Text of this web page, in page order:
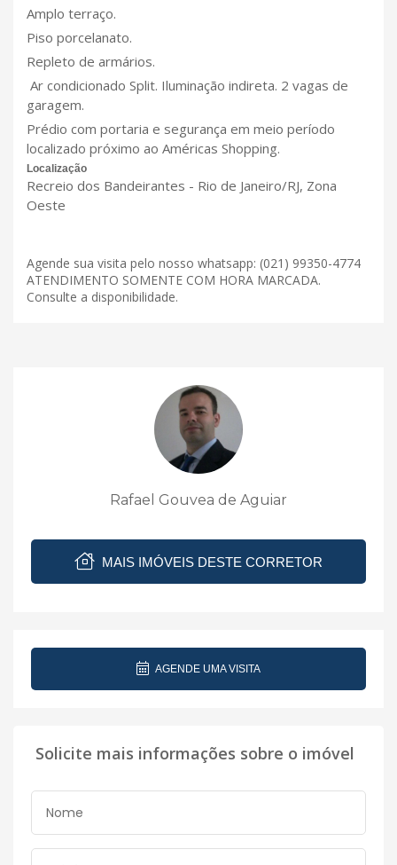
Amplo terraço.
Piso porcelanato.
Repleto de armários.
Ar condicionado Split. Iluminação indireta. 2 vagas de
garagem.
Prédio com portaria e segurança em meio período
localizado próximo ao Américas Shopping.
Localização
Recreio dos Bandeirantes - Rio de Janeiro/RJ, Zona
Oeste
Agende sua visita pelo nosso whatsapp: (021) 99350-4774
ATENDIMENTO SOMENTE COM HORA MARCADA.
Consulte a disponibilidade.
Rafael Gouvea de Aguiar
MAIS IMÓVEIS DESTE CORRETOR
AGENDE UMA VISITA
Solicite mais informações sobre o imóvel